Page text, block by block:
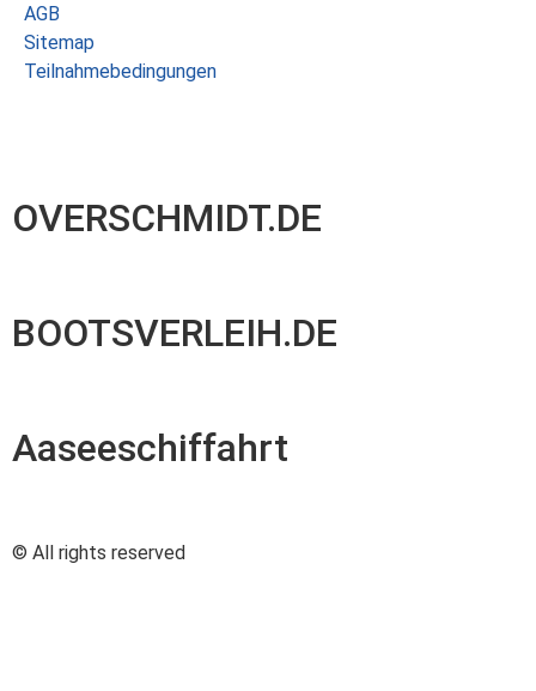
AGB
Sitemap
Teilnahmebedingungen
OVERSCHMIDT.DE
BOOTSVERLEIH.DE
Aaseeschiffahrt
© All rights reserved